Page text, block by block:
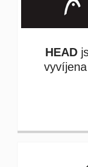
HEAD